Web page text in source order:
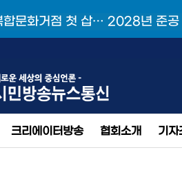
합문화거점 첫 삽… 2028년 준
크리에이터방송 협회소개 기자